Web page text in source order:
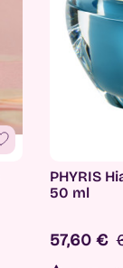
PHYRIS
50 ml
57,60 €